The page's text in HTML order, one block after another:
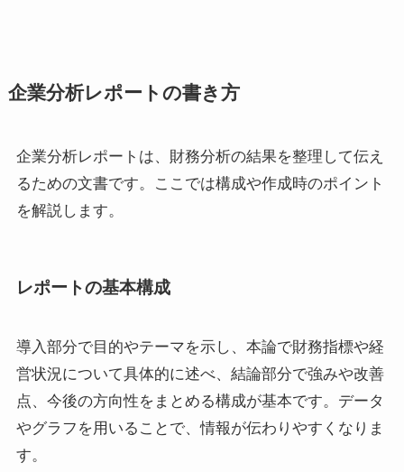
企業分析レポートの書き方
企業分析レポートは、財務分析の結果を整理して伝え
るための文書です。ここでは構成や作成時のポイント
を解説します。
レポートの基本構成
導入部分で目的やテーマを示し、本論で財務指標や経
営状況について具体的に述べ、結論部分で強みや改善
点、今後の方向性をまとめる構成が基本です。データ
やグラフを用いることで、情報が伝わりやすくなりま
す。